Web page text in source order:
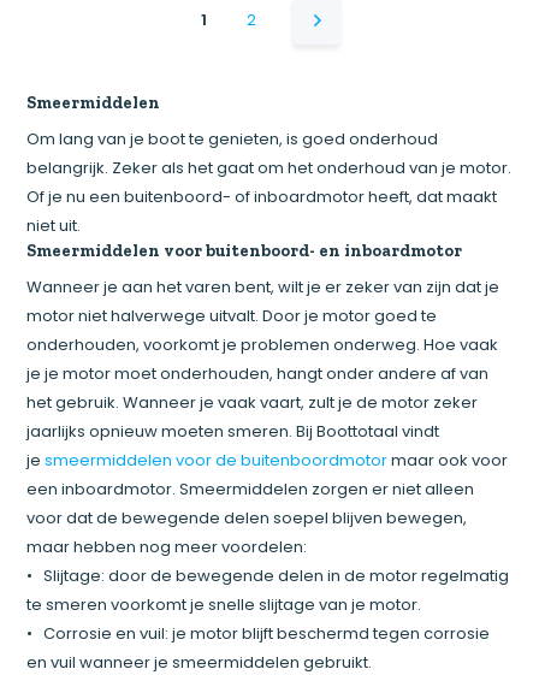
1 2
Smeermiddelen
Om lang van je boot te genieten, is goed onderhoud
belangrijk. Zeker als het gaat om het onderhoud van je motor.
Of je nu een buitenboord- of inboardmotor heeft, dat maakt
niet uit.
Smeermiddelen voor buitenboord- en inboardmotor
Wanneer je aan het varen bent, wilt je er zeker van zijn dat je
motor niet halverwege uitvalt. Door je motor goed te
onderhouden, voorkomt je problemen onderweg. Hoe vaak
je je motor moet onderhouden, hangt onder andere af van
het gebruik. Wanneer je vaak vaart, zult je de motor zeker
jaarlijks opnieuw moeten smeren. Bij Boottotaal vindt
jesmeermiddelen voor de buitenboordmotormaar ook voor
een inboardmotor. Smeermiddelen zorgen er niet alleen
voor dat de bewegende delen soepel blijven bewegen,
maar hebben nog meer voordelen:
• Slijtage: door de bewegende delen in de motor regelmatig
te smeren voorkomt je snelle slijtage van je motor.
• Corrosie en vuil: je motor blijft beschermd tegen corrosie
en vuil wanneer je smeermiddelen gebruikt.